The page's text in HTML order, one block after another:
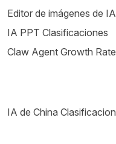
Editor de imágenes de
IA PPT Clasificaciones
Claw Agent Growth
IA de China